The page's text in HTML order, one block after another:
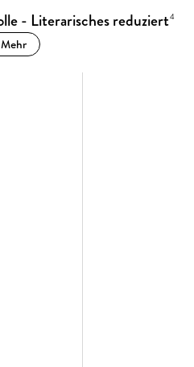
- Literarisches reduziert4
Mehr